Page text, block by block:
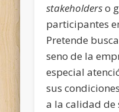
stakeholderso
participantes
Pretende
seno de la
especial
sus
a la calidad de